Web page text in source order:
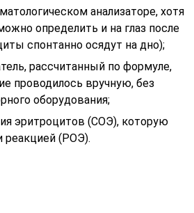
и гемоглобина, выполняющих
тканям кислорода и
газа), лейкоцитов
от инфекции, тромбоцитов,
свертывания, как организм
процессы, словом, ОАК
самого организма в разные
«развернутый анализ
что, помимо главных